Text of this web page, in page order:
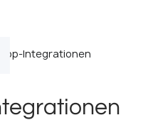
Integrationen